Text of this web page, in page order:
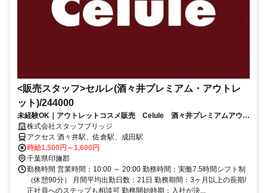
<販売スタッフ>セルレ(酒々井プレミアム・アウトレ
ット)/244000
未経験OK｜アウトレットコスメ販売 Celule 酒々井プレミアムアウト
レット（車通勤可能）
株式会社スタッフブリッジ
アクセス 酒々井駅、佐倉駅、成田駅
時給1,500円～1,600円
千葉県印旛郡
勤務時間 営業時間：10:00 ～ 20:00 勤務時間：実働7.5時間シフト制
（休憩90分） 月間平均出勤日数：21日 勤務期間：3ヶ月以上の長期/
正社員へのステップも相談可 勤務開始時期：入社が決...